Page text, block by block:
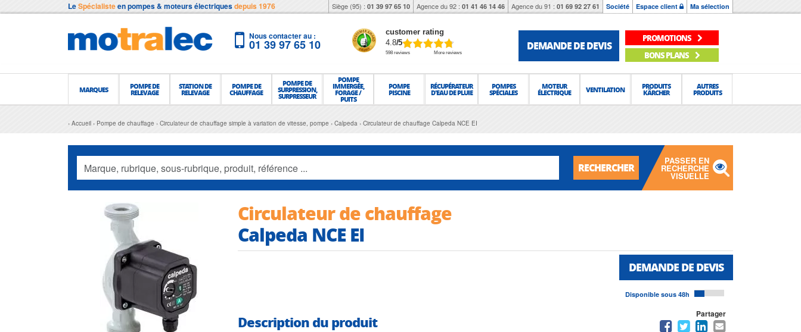
LeSpécialisteen pompes & moteurs électriquesdepuis 1976 Siège (95) : 01 39 97 65 10 Agence du 92 : 01 41 46 14 46 Agence du 91 : 01 69 92 27 61 Société Espace client Ma sélection
Nous contacter au :
01 39 97 65 10
customer rating
4.8/5
598 reviews More reviews
DEMANDE DE DEVIS
PROMOTIONS
BONS PLANS
MARQUES POMPE DE
RELEVAGE
STATION DE
RELEVAGE
POMPE DE
CHAUFFAGE
POMPE DE
SURPRESSION,
SURPRESSEUR
POMPE
IMMERGÉE,
FORAGE /
PUITS
POMPE
PISCINE
RÉCUPÉRATEUR
D'EAU DE PLUIE
POMPES
SPÉCIALES
MOTEUR
ÉLECTRIQUE VENTILATION PRODUITS
KÄRCHER
AUTRES
PRODUITS
Accueil Pompe de chauffage Circulateur de chauffage simple à variation de vitesse, pompe Calpeda Circulateur de chauffage Calpeda NCE EI
RECHERCHER
PASSER EN
RECHERCHE
VISUELLE
Circulateur de chauffage
Calpeda NCE EI
DEMANDE DE DEVIS
Disponible sous 48h
Description du produit Partager